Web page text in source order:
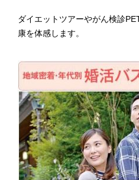
ダイエットツアーやがん検診
康を体感します。